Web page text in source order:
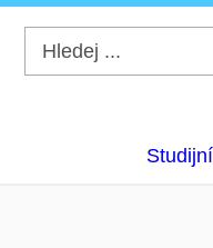
Studijní